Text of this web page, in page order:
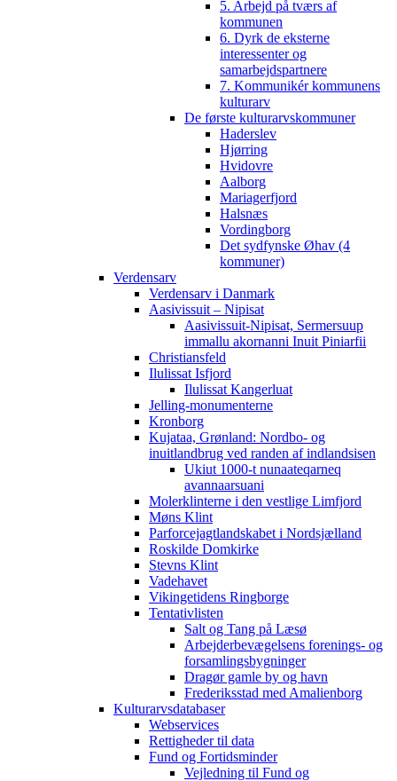
5. Arbejd på tværs af
kommunen
6. Dyrk de eksterne
interessenter og
samarbejdspartnere
7. Kommunikér kommunens
kulturarv
De første kulturarvskommuner
Haderslev
Hjørring
Hvidovre
Aalborg
Mariagerfjord
Halsnæs
Vordingborg
Det sydfynske Øhav (4
kommuner)
Verdensarv
Verdensarv i Danmark
Aasivissuit – Nipisat
Aasivissuit-Nipisat, Sermersuup
immallu akornanni Inuit Piniarfii
Christiansfeld
Ilulissat Isfjord
Ilulissat Kangerluat
Jelling-monumenterne
Kronborg
Kujataa, Grønland: Nordbo- og
inuitlandbrug ved randen af indlandsisen
Ukiut 1000-t nunaateqarneq
avannaarsuani
Molerklinterne i den vestlige Limfjord
Møns Klint
Parforcejagtlandskabet i Nordsjælland
Roskilde Domkirke
Stevns Klint
Vadehavet
Vikingetidens Ringborge
Tentativlisten
Salt og Tang på Læsø
Arbejderbevægelsens forenings- og
forsamlingsbygninger
Dragør gamle by og havn
Frederiksstad med Amalienborg
Kulturarvsdatabaser
Webservices
Rettigheder til data
Fund og Fortidsminder
Vejledning til Fund og